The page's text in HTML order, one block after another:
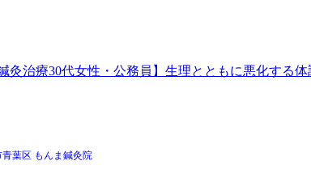
灸治療30代女性・公務員】生理とともに悪化する
葉区 もんま鍼灸院